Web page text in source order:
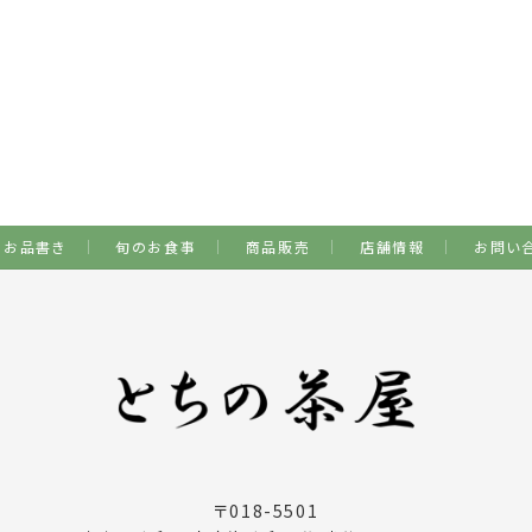
お品書き 旬のお食事 商品販売 店舗情報 お問い
〒018-5501